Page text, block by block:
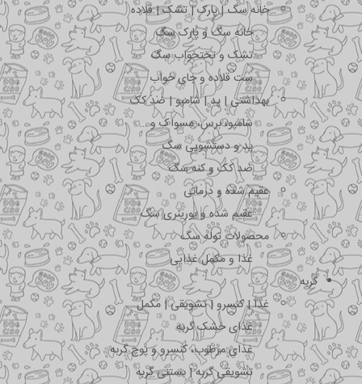
خانه سگ | پارک | تشک | قلاده
خانه سگ و پارک سگ
تشک و تختخواب سگ
ست قلاده و جای خواب
بهداشتی | پد | شامپو | ضد کک
شامپو، برس، مسواک و …
پد و دستشویی سگ
ضد کک و کنه سگ
عقیم شده و درمانی
عقیم شده و یورینری سگ
محصولات توله سگ
غذا و مکمل غذایی
گربه
غذا | کنسرو | تشویقی | مکمل
غذای خشک گربه
غذای مرطوب، کنسرو و پوچ گربه
تشویقی گربه | بستنی گربه